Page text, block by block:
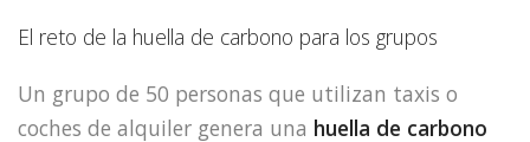
El reto de la huella de carbono para los grupos
Un grupo de 50 personas que utilizan taxis o
coches de alquiler genera una huella de carbono